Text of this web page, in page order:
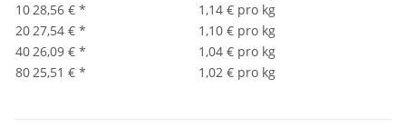
1028,56 € *
1,14 € pro kg
2027,54 € *
1,10 € pro kg
4026,09 € *
1,04 € pro kg
8025,51 € * 1,02 € pro kg